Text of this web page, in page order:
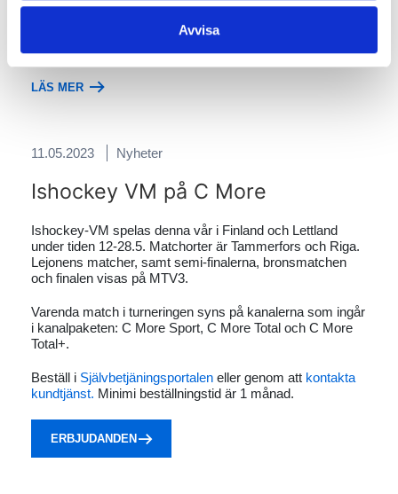
Avvisa
har vi listat de saker som du bör tänka
på när du ingår ett fiberavtal.
LÄS MER
11.05.2023 Nyheter
Ishockey VM på C More
Ishockey-VM spelas denna vår i Finland och Lettland
under tiden 12-28.5. Matchorter är Tammerfors och Riga.
Lejonens matcher, samt semi-finalerna, bronsmatchen
och finalen visas på MTV3.
Varenda match i turneringen syns på kanalerna som ingår
i kanalpaketen: C More Sport, C More Total och C More
Total+.
Beställ i Självbetjäningsportalen eller genom att kontakta
kundtjänst. Minimi beställningstid är 1 månad.
ERBJUDANDEN